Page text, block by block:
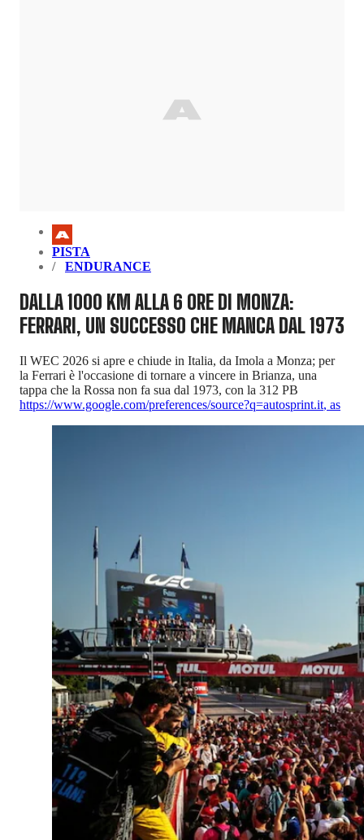
PISTA
ENDURANCE
DALLA 1000 KM ALLA 6 ORE DI MONZA:
FERRARI, UN SUCCESSO CHE MANCA DAL 1973
Il WEC 2026 si apre e chiude in Italia, da Imola a Monza; per
la Ferrari è l'occasione di tornare a vincere in Brianza, una
tappa che la Rossa non fa sua dal 1973, con la 312 PB
https://www.google.com/preferences/source?q=autosprint.it, as